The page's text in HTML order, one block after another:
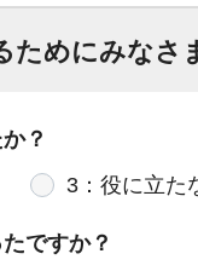
ためにみなさ
？
3：役に立た
ですか？